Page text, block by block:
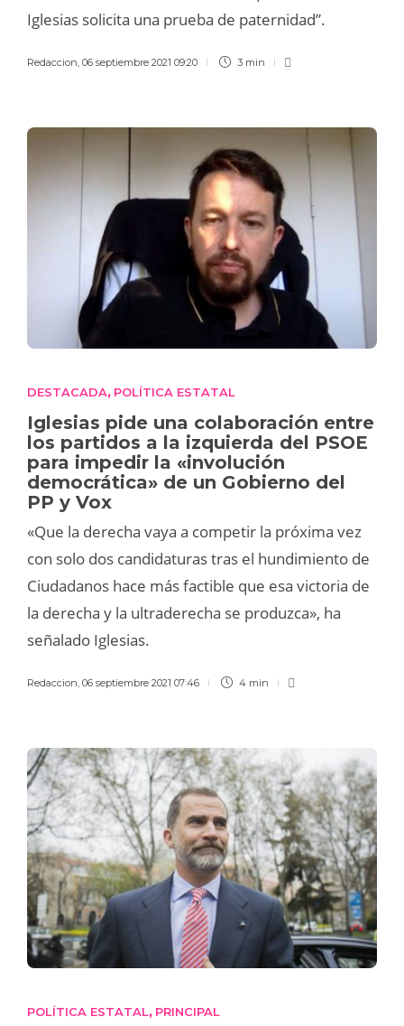
Iglesias solicita una prueba de paternidad”.
Redaccion, 06 septiembre 2021 09:20 3 min
DESTACADA, POLÍTICA ESTATAL
Iglesias pide una colaboración entre
los partidos a la izquierda del PSOE
para impedir la «involución
democrática» de un Gobierno del
PP y Vox
«Que la derecha vaya a competir la próxima vez
con solo dos candidaturas tras el hundimiento de
Ciudadanos hace más factible que esa victoria de
la derecha y la ultraderecha se produzca», ha
señalado Iglesias.
Redaccion 06 septiembre 2021 07:46 4 min
POLÍTICA ESTATAL, PRINCIPAL